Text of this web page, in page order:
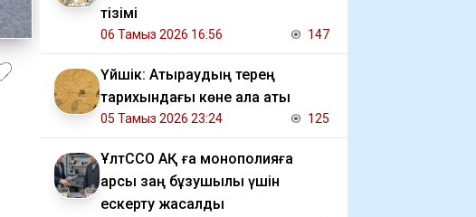
тізімі
06 Тамыз 2026 16:56 147
Үйшік: Атыраудың терең
тарихындағы көне қала аты
05 Тамыз 2026 23:24 125
ҰлтССО АҚ ға монополияға
қарсы заң бұзушылық үшін
ескерту жасалды